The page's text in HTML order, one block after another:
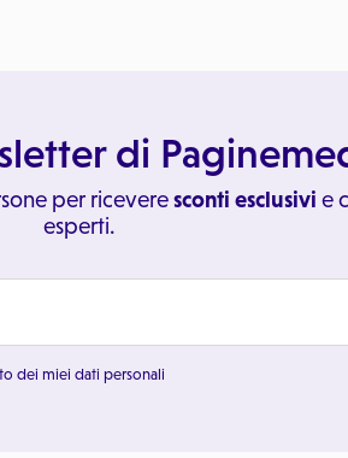
di
per riceveresconti esclusivi e
esperti.
dei miei dati personali